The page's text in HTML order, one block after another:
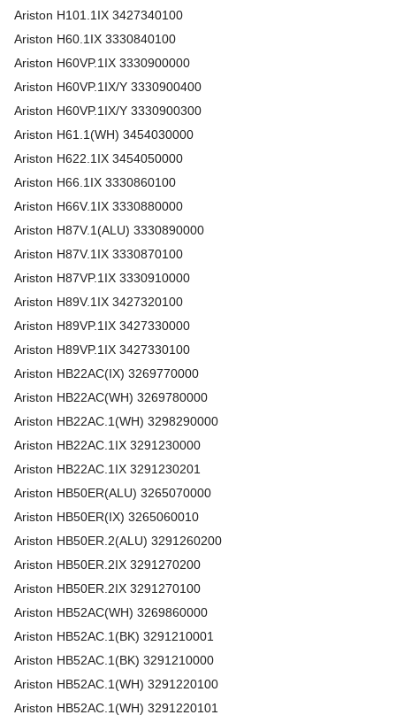
Ariston H101.1IX 3427340100
Ariston H60.1IX 3330840100
Ariston H60VP.1IX 3330900000
Ariston H60VP.1IX/Y 3330900400
Ariston H60VP.1IX/Y 3330900300
Ariston H61.1(WH) 3454030000
Ariston H622.1IX 3454050000
Ariston H66.1IX 3330860100
Ariston H66V.1IX 3330880000
Ariston H87V.1(ALU) 3330890000
Ariston H87V.1IX 3330870100
Ariston H87VP.1IX 3330910000
Ariston H89V.1IX 3427320100
Ariston H89VP.1IX 3427330000
Ariston H89VP.1IX 3427330100
Ariston HB22AC(IX) 3269770000
Ariston HB22AC(WH) 3269780000
Ariston HB22AC.1(WH) 3298290000
Ariston HB22AC.1IX 3291230000
Ariston HB22AC.1IX 3291230201
Ariston HB50ER(ALU) 3265070000
Ariston HB50ER(IX) 3265060010
Ariston HB50ER.2(ALU) 3291260200
Ariston HB50ER.2IX 3291270200
Ariston HB50ER.2IX 3291270100
Ariston HB52AC(WH) 3269860000
Ariston HB52AC.1(BK) 3291210001
Ariston HB52AC.1(BK) 3291210000
Ariston HB52AC.1(WH) 3291220100
Ariston HB52AC.1(WH) 3291220101